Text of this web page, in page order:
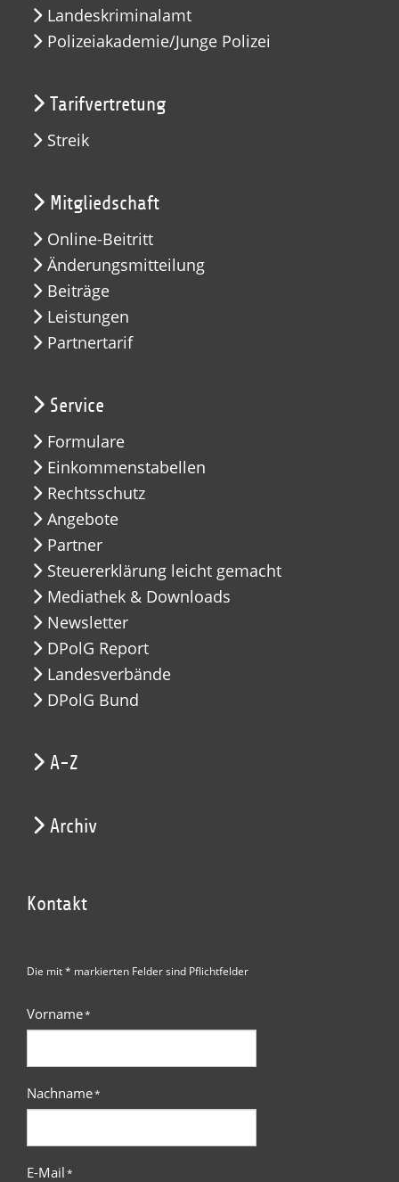
Landeskriminalamt
Polizeiakademie/Junge Polizei
Tarifvertretung
Streik
Mitgliedschaft
Online-Beitritt
Änderungsmitteilung
Beiträge
Leistungen
Partnertarif
Service
Formulare
Einkommenstabellen
Rechtsschutz
Angebote
Partner
Steuererklärung leicht gemacht
Mediathek & Downloads
Newsletter
DPolG Report
Landesverbände
DPolG Bund
A-Z
Archiv
Kontakt
Die mit * markierten Felder sind Pflichtfelder
Vorname*
Nachname*
E-Mail*